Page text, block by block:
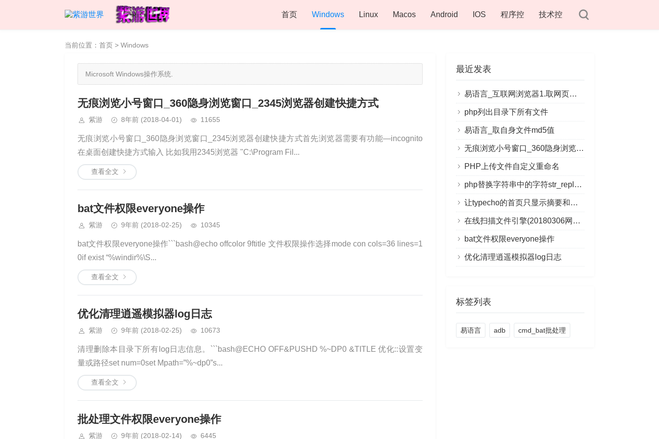
首页 Windows Linux Macos Android IOS 程序控 技术控
当前位置： 首页 > Windows
Microsoft Windows操作系统.
无痕浏览小号窗口_360隐身浏览窗口_2345浏览器创建快捷方式
紫游 8年前 (2018-04-01) 11655
无痕浏览小号窗口_360隐身浏览窗口_2345浏览器创建快捷方式首先浏览器需要有功能—incognito
在桌面创建快捷方式输入 比如我用2345浏览器 "C:\Program Fil...
查看全文
bat文件权限everyone操作
紫游 9年前 (2018-02-25) 10345
bat文件权限everyone操作```bash@echo offcolor 9ftitle 文件权限操作选择mode con cols=36 lines=1
0if exist “%windir%\S...
查看全文
优化清理逍遥模拟器log日志
紫游 9年前 (2018-02-25) 10673
清理删除本目录下所有log日志信息。```bash@ECHO OFF&PUSHD %~DP0 &TITLE 优化::设置变
量或路径set num=0set Mpath=”%~dp0”s...
查看全文
批处理文件权限everyone操作
紫游 9年前 (2018-02-14) 6445
最近发表
易语言_互联网浏览器1.取网页文档对象
php列出目录下所有文件
易语言_取自身文件md5值
无痕浏览小号窗口_360隐身浏览窗口_2345浏览器创建快捷方式
PHP上传文件自定义重命名
php替换字符串中的字符str_replace()
让typecho的首页只显示摘要和文章的数量
在线扫描文件引擎(20180306网络收集)
bat文件权限everyone操作
优化清理逍遥模拟器log日志
标签列表
易语言 adb cmd_bat批处理